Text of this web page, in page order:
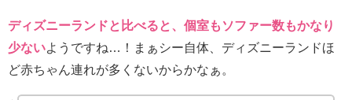
ディズニーランドと比べると、個室もソファー数もかなり
少ないようですね…！まぁシー自体、ディズニーランドほ
ど赤ちゃん連れが多くないからかなぁ。